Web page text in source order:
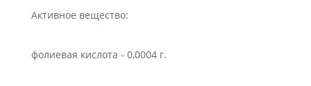
Активное вещество:
фолиевая кислота - 0,0004 г.